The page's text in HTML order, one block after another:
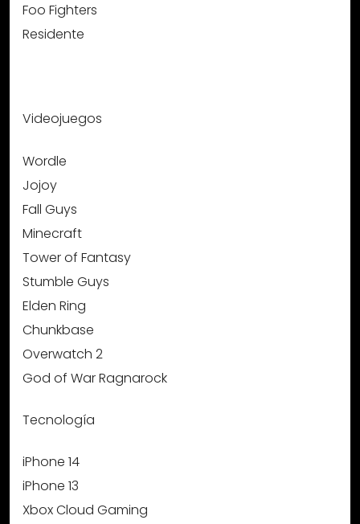
Foo Fighters
Residente
Videojuegos
Wordle
Jojoy
Fall Guys
Minecraft
Tower of Fantasy
Stumble Guys
Elden Ring
Chunkbase
Overwatch 2
God of War Ragnarock
Tecnología
iPhone 14
iPhone 13
Xbox Cloud Gaming